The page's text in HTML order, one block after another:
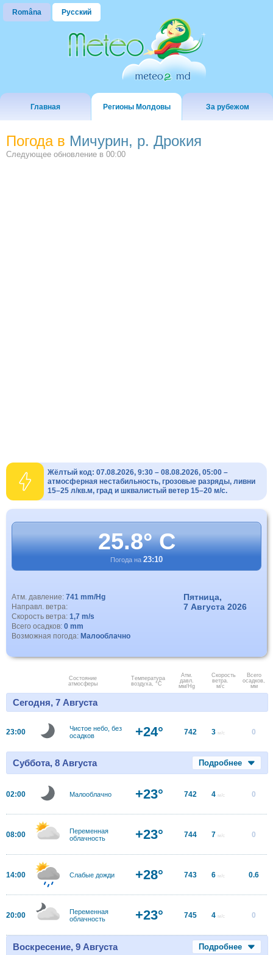
Româna Русский
Главная Регионы Молдовы За рубежом
Погода в Мичурин, р. Дрокия
Следующее обновление в 00:00
Жёлтый код: 07.08.2026, 9:30 – 08.08.2026, 05:00 –
атмосферная нестабильность, грозовые разряды, ливни
15–25 л/кв.м, град и шквалистый ветер 15–20 м/с.
25.8° C
Погода на 23:10
Атм. давление: 741 mm/Hg
Направл. ветра:
Скорость ветра: 1,7 m/s
Всего осадков: 0 mm
Возможная погода: Малооблачно
Пятница,
7 Августа 2026
Состояние
атмосферы
Температура
воздуха, °C
Атм.
давл.
мм/Hg
Скорость
ветра.
м/с
Всего
осадков,
мм
Сегодня, 7 Августа
23:00
Чистое небо, без
осадков
+24° 742 3 м/с 0
Суббота, 8 Августа Подробнее
02:00 Малооблачно +23° 742 4 м/с 0
08:00
Переменная
облачность
+23° 744 7 м/с 0
14:00 Слабые дожди +28° 743 6 м/с 0.6
20:00
Переменная
облачность
+23° 745 4 м/с 0
Воскресение, 9 Августа Подробнее